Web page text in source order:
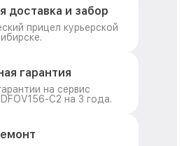
доставка и забор
прицел курьерской
гарантия
на сервис
C2 на 3 года.